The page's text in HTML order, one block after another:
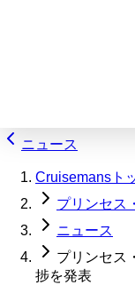
ニュース
Cruisemansト
プリンセス
ニュース
プリンセス
捗を発表